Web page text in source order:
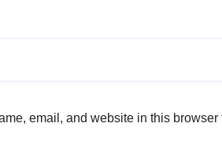
email, and website in this browser